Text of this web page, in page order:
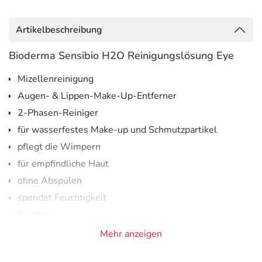
Artikelbeschreibung
Bioderma Sensibio H2O Reinigungslösung Eye
Mizellenreinigung
Augen- & Lippen-Make-Up-Entferner
2-Phasen-Reiniger
für wasserfestes Make-up und Schmutzpartikel
pflegt die Wimpern
für empfindliche Haut
ohne Abspülen
spendet Feuchtigkeit
Mehr anzeigen